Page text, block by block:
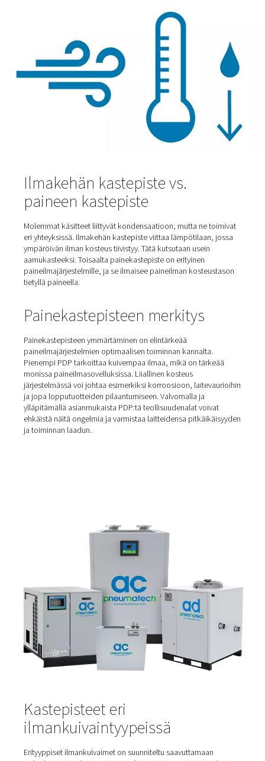
lämpötilaa, jossa ilma kyllästyy kosteudella tietyssä
alkaa tiivistyä. Yksinkertaisesti sanottuna se on
vesipisarat alkavat muodostua paineilmassa. Mitä
PDP, sitä kuivempi ilma, joten se on ratkaiseva mittari
paineilmajärjestelmissä.
Ilmakehän kastepiste vs.
paineen kastepiste
Molemmat käsitteet liittyvät kondensaatioon, mutta ne
eri yhteyksissä. Ilmakehän kastepiste viittaa
ympäröivän ilman kosteus tiivistyy. Tätä kutsutaan usein
aamukasteeksi. Toisaalta painekastepiste on erityinen
Painekastepisteen ymmärtäminen on elintärkeää
paineilmajärjestelmien optimaalisen toiminnan
Pienempi PDP tarkoittaa kuivempaa ilmaa, mikä on
monissa paineilmasovelluksissa. Liiallinen kosteus
järjestelmässä voi johtaa esimerkiksi korroosioon,
ja jopa lopputuotteiden pilaantumiseen. Valvomalla ja
ylläpitämällä asianmukaista PDP:tä teollisuudenalat
ehkäistä näitä ongelmia ja varmistaa laitteidensa
ja toiminnan laadun.